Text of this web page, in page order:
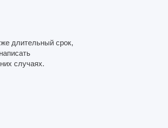
длительный срок,
случаях.